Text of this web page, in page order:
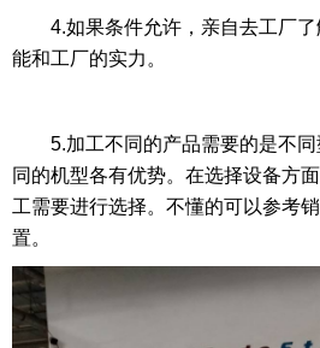
4.如果条件允许，亲自去工厂了
能和工厂的实力。
5.加工不同的产品需要的是不同
同的机型各有优势。在选择设备方
工需要进行选择。不懂的可以参考
置。